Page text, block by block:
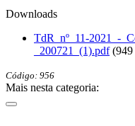
Downloads
TdR_nº_11-2021_-
_200721_(1).pdf
Código: 956
Mais nesta categoria: